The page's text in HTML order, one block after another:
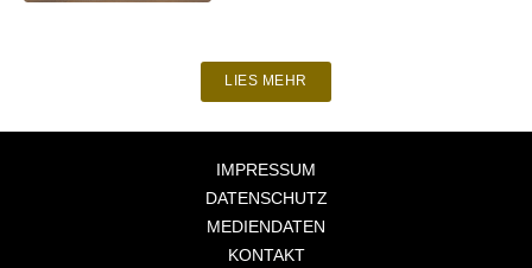
LIES MEHR
IMPRESSUM
DATENSCHUTZ
MEDIENDATEN
KONTAKT